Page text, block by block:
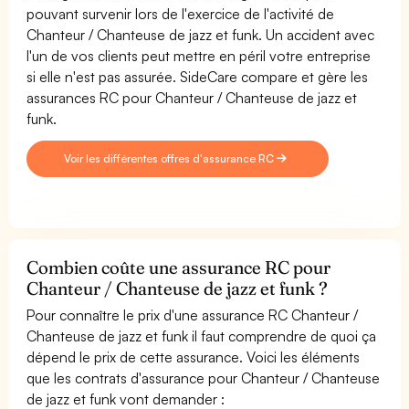
pouvant survenir lors de l'exercice de l'activité de
Chanteur / Chanteuse de jazz et funk. Un accident avec
l'un de vos clients peut mettre en péril votre entreprise
si elle n'est pas assurée. SideCare compare et gère les
assurances RC pour Chanteur / Chanteuse de jazz et
funk.
Voir les différentes offres d'assurance RC
Combien coûte une assurance RC pour
Chanteur / Chanteuse de jazz et funk ?
Pour connaître le prix d'une assurance RC Chanteur /
Chanteuse de jazz et funk il faut comprendre de quoi ça
dépend le prix de cette assurance. Voici les éléments
que les contrats d'assurance pour Chanteur / Chanteuse
de jazz et funk vont demander :